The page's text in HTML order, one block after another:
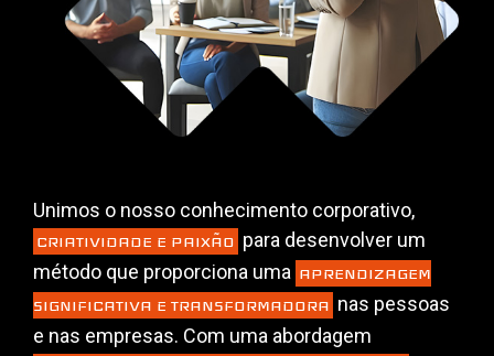
Unimos o nosso conhecimento corporativo,
CRIATIVIDADE E PAIXÃO para desenvolver um
método que proporciona uma APRENDIZAGEM
SIGNIFICATIVA E TRANSFORMADORA nas pessoas
e nas empresas. Com uma abordagem